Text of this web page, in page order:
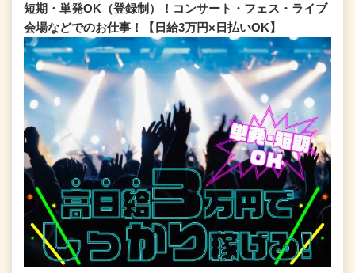
短期・単発OK（登録制）！コンサート・フェス・ライブ
会場などでのお仕事！【日給3万円×日払いOK】